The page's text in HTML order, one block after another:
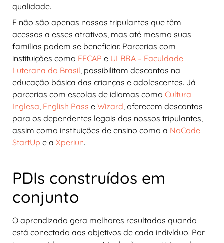
qualidade.
E não são apenas nossos tripulantes que têm
acessos a esses atrativos, mas até mesmo suas
famílias podem se beneficiar. Parcerias com
instituições como FECAP e ULBRA – Faculdade
Luterana do Brasil , possibilitam descontos na
educação básica das crianças e adolescentes. Já
parcerias com escolas de idiomas como Cultura
Inglesa English Pass e Wizard , oferecem descontos
para os dependentes legais dos nossos tripulantes,
assim como instituições de ensino como a NoCode
StartUp e a Xperiun.
PDIs construídos em
conjunto
O aprendizado gera melhores resultados quando
está conectado aos objetivos de cada indivíduo. Por